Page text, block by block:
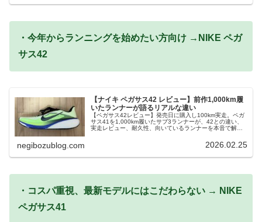
・今年からランニングを始めたい方向け →NIKE ペガ
サス42
【ナイキ ペガサス42 レビュー】前作1,000km履
いたランナーが語るリアルな違い
【ペガサス42レビュー】発売日に購入し100km実走。ペガ
サス41を1,000km履いたサブ3ランナーが、42との違い、
実走レビュー、耐久性、向いているランナーを本音で解
negibozublog.com 2026.02.25
・コスパ重視、最新モデルにはこだわらない → NIKE
ペガサス41